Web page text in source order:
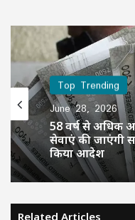
Top Trending
June 28, 2026
58 वर्ष से अधिक
सेवाएं की जाएंगी
किया आदेश
Related Articles